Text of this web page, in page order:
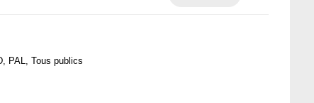
PAL, Tous publics